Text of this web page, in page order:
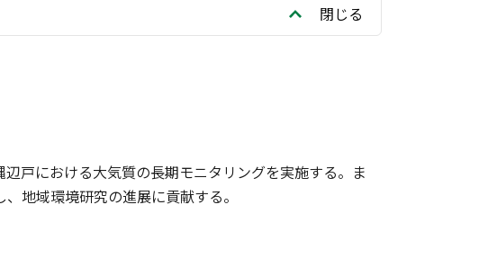
閉じる
戸における大気質の長期モニタリングを実施する。ま
地域環境研究の進展に貢献する。